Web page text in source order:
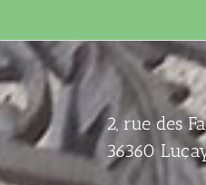
2, rue des
36360